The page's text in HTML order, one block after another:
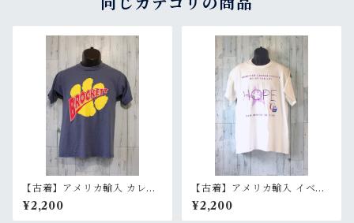
【古着】アメリカ輸入 カレッ
ジ Tシャツ Brockett Elemen
tary School メンズ S相当 ネ
¥2,200
【古着】アメリカ輸入 イベン
ト 半袖 Tシャツ プリント Rel
ay for life メンズ L ホワイト
¥2,200